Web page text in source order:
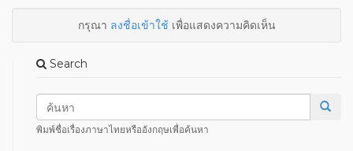
กรุณา ลงชื่อเข้าใช้เพื่อแสดงความคิดเห็น
Search
พิมพ์ชื่อเรื่องภาษาไทยหรืออังกฤษเพื่อค้นหา